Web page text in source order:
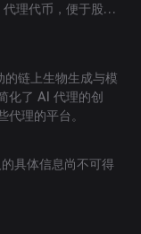
理代币，便于股东
链上生物生成与模
化了 AI 代理的创
理的平台。
具体信息尚不可得